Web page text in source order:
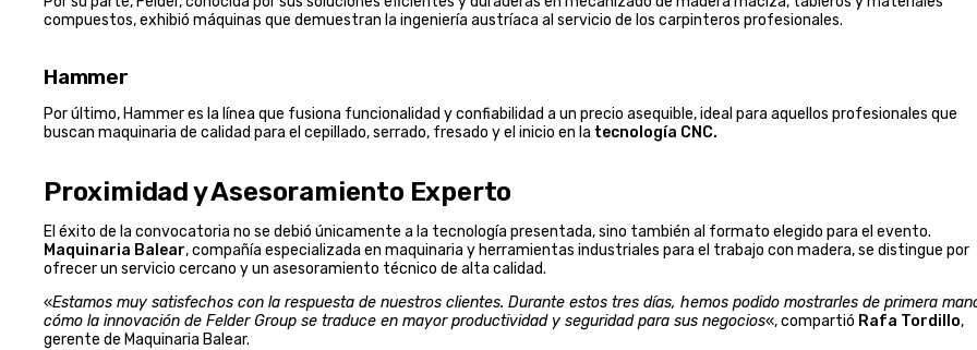
compuestos, exhibió máquinas que demuestran la ingeniería austríaca al servicio de los carpinteros profesionales.
Hammer
Por último, Hammer es la línea que fusiona funcionalidad y confiabilidad a un precio asequible, ideal para aquellos profesionales que
buscan maquinaria de calidad para el cepillado, serrado, fresado y el inicio en la tecnología CNC.
Proximidad y Asesoramiento Experto
El éxito de la convocatoria no se debió únicamente a la tecnología presentada, sino también al formato elegido para el evento.
Maquinaria Balear, compañía especializada en maquinaria y herramientas industriales para el trabajo con madera, se distingue por
ofrecer un servicio cercano y un asesoramiento técnico de alta calidad.
«Estamos muy satisfechos con la respuesta de nuestros clientes. Durante estos tres días, hemos podido mostrarles de primera
cómo la innovación de Felder Group se traduce en mayor productividad y seguridad para sus negocios«, compartió Rafa Tordillo,
gerente de Maquinaria Balear.